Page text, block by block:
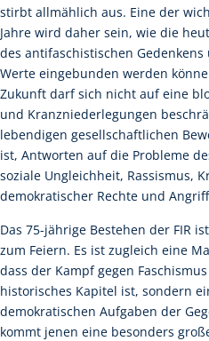
stirbt allmählich aus. Eine der
Jahre wird daher sein, wie die
des antifaschistischen
Werte eingebunden werden
Zukunft darf sich nicht auf eine
und Kranzniederlegungen
lebendigen gesellschaftlichen
ist, Antworten auf die Probleme
soziale Ungleichheit, Rassismus,
demokratischer Rechte und
Das 75-jährige Bestehen der FIR
zum Feiern. Es ist zugleich eine
dass der Kampf gegen
historisches Kapitel ist, sondern
demokratischen Aufgaben der
kommt jenen eine besonders